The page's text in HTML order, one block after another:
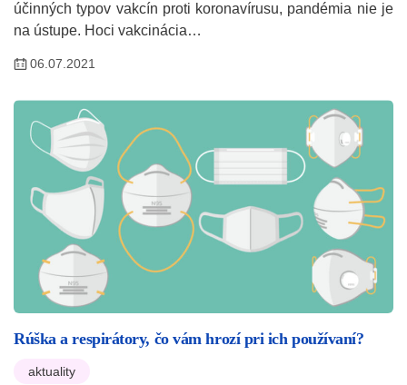
účinných typov vakcín proti koronavírusu, pandémia nie je
na ústupe. Hoci vakcinácia…
06.07.2021
Rúška a respirátory, čo vám hrozí pri ich používaní?
aktuality